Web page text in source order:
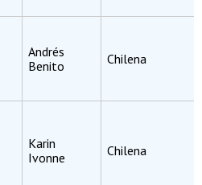
Andrés
Benito
Chilena
Karin
Ivonne
Chilena